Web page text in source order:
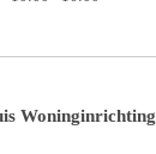
Woninginrichting